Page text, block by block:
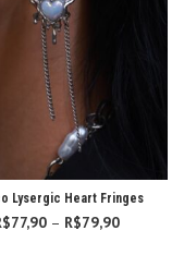
Lysergic Heart Fringes
77,90 – R$79,90